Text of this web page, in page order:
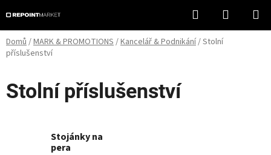
na
obsah
Hledat
KOŠÍK
Domů/MARK & PROMOTIONS/Kancelář & Podnikání/Stolní
příslušenství
Stolní příslušenství
Stojánky na
pera